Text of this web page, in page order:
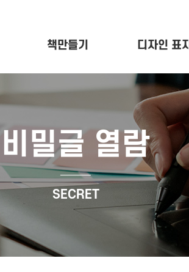
책만들기 디자인 표지
비밀글 열람
SECRET